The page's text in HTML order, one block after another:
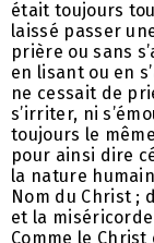
était toujours
laissé passer
prière ou sans
en lisant ou en
ne cessait de
s’irriter, ni
toujours le
pour ainsi dire
la nature
Nom du Christ ;
et la
Comme le